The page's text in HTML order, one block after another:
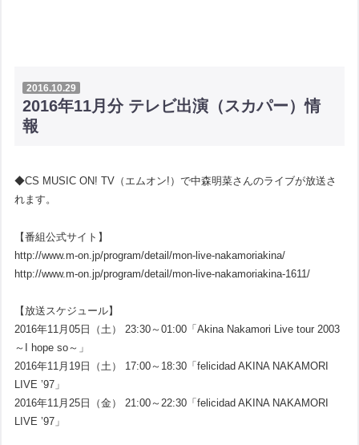
2016.10.29
2016年11月分 テレビ出演（スカパー）情
報
◆CS MUSIC ON! TV（エムオン!）で中森明菜さんのライブが放送さ
れます。
【番組公式サイト】
http://www.m-on.jp/program/detail/mon-live-nakamoriakina/
http://www.m-on.jp/program/detail/mon-live-nakamoriakina-1611/
【放送スケジュール】
2016年11月05日（土） 23:30～01:00「Akina Nakamori Live tour 2003
～I hope so～」
2016年11月19日（土） 17:00～18:30「felicidad AKINA NAKAMORI
LIVE ’97」
2016年11月25日（金） 21:00～22:30「felicidad AKINA NAKAMORI
LIVE ’97」